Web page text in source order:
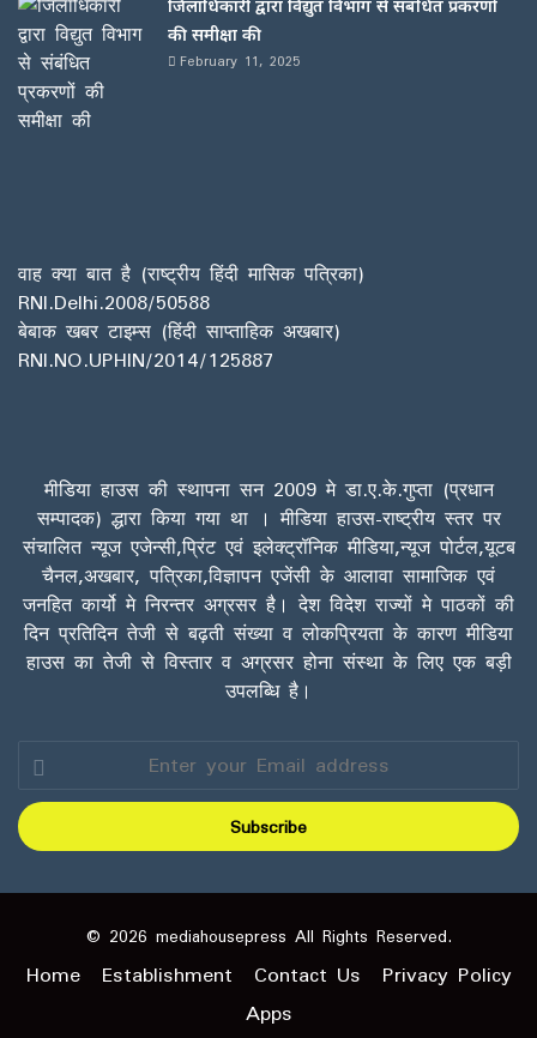
जिलाधिकारी द्वारा विद्युत विभाग से संबंधित प्रकरणों
की समीक्षा की
February 11, 2025
वाह क्या बात है (राष्ट्रीय हिंदी मासिक पत्रिका)
RNI.Delhi.2008/50588
बेबाक खबर टाइम्स (हिंदी साप्ताहिक अखबार)
RNI.NO.UPHIN/2014/125887
मीडिया हाउस की स्थापना सन 2009 मे डा.ए.के.गुप्ता (प्रधान
सम्पादक) द्धारा किया गया था । मीडिया हाउस-राष्ट्रीय स्तर पर
संचालित न्यूज एजेन्सी,प्रिंट एवं इलेक्ट्रॉनिक मीडिया,न्यूज पोर्टल,यूटब
चैनल,अखबार, पत्रिका,विज्ञापन एजेंसी के आलावा सामाजिक एवं
जनहित कार्यो मे निरन्तर अग्रसर है। देश विदेश राज्यों मे पाठकों की
दिन प्रतिदिन तेजी से बढ़ती संख्या व लोकप्रियता के कारण मीडिया
हाउस का तेजी से विस्तार व अग्रसर होना संस्था के लिए एक बड़ी
उपलब्धि है।
Enter
your
Email
address
© 2026 mediahousepress All Rights Reserved.
Home Establishment Contact Us Privacy Policy
Apps